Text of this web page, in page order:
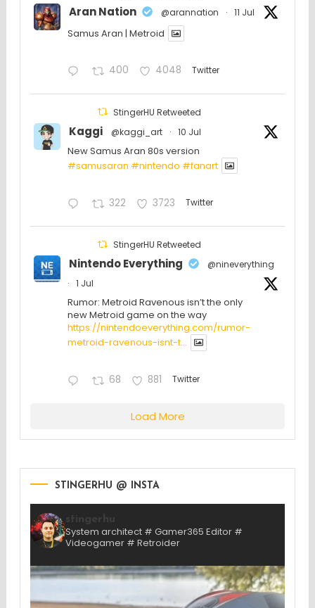
Aran Nation @arannation · 11 Jul
Samus Aran | Metroid
400 4048 Twitter
StingerHU Retweeted
Kaggi @kaggi_art · 10 Jul
New Samus Aran 80s version
#samusaran #nintendo #fanartㅤㅤㅤㅤ
322 3723 Twitter
StingerHU Retweeted
Nintendo Everything
@nineverything
·
1 Jul
Rumor: Metroid Ravenous isn’t the only
new Metroid game on the way
https://nintendoeverything.com/rumor-
metroid-ravenous-isnt-t...
68 881 Twitter
Load More
STINGERHU @ INSTA
System architect # Gamer365 Editor #
Videogamer # Retroider